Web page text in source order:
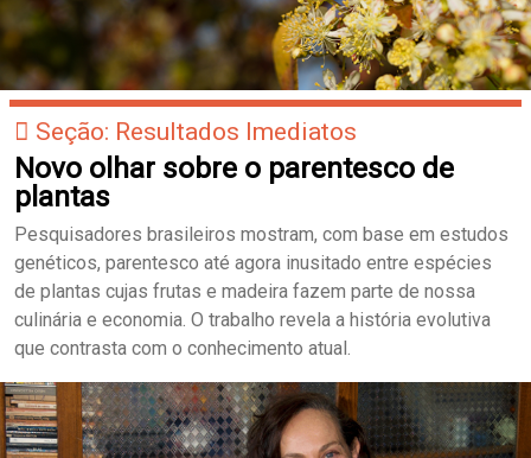
Seção: Resultados Imediatos
Novo olhar sobre o parentesco de
plantas
Pesquisadores brasileiros mostram, com base em estudos
genéticos, parentesco até agora inusitado entre espécies
de plantas cujas frutas e madeira fazem parte de nossa
culinária e economia. O trabalho revela a história evolutiva
que contrasta com o conhecimento atual.